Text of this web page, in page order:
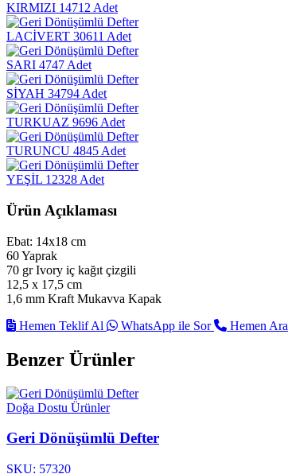
KIRMIZI 14712 Adet
LACİVERT 30611 Adet
SARI 4747 Adet
SİYAH 34794 Adet
TURKUAZ 9696 Adet
TURUNCU 4845 Adet
YEŞİL 12328 Adet
Ürün Açıklaması
Ebat: 14x18 cm
60 Yaprak
70 gr Ivory iç kağıt çizgili
12,5 x 17,5 cm
1,6 mm Kraft Mukavva Kapak
Hemen Teklif Al
WhatsApp ile Sor Hemen Ara
Benzer Ürünler
Doğa Dostu Ürünler
Geri Dönüşümlü Defter
SKU: 57320